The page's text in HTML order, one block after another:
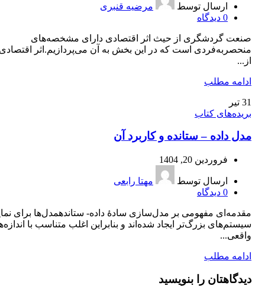
ارسال توسط
مرضیه قنبری
0 دیدگاه
صنعت گردشگری از حیث اثر اقتصادی دارای مشخصه‌های
منحصر‌به‌فردی است که در این بخش به آن می‌پردازیم.اثر اقتصادی
از...
ادامه مطلب
31 تیر
بریده‌های کتاب
مدل داده – ستانده و کاربرد آن
فروردین 20, 1404
ارسال توسط
مهتا رابعی
0 دیدگاه
مقدمه‌ای مفهومی بر مدل‌سازی سادۀ داده- ستاندهمدل‌ها برای
سیستم‌های بزرگ‌تر ایجاد شده‌اند و بنابراین اغلب متناسب با
واقعی...
ادامه مطلب
دیدگاهتان را بنویسید